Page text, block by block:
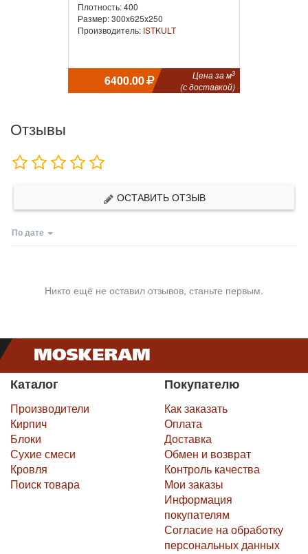
Плотность: 400
Размер: 300x625x250
Производитель: ISTKULT
6400.00 Цена за м3
(с доставкой)
Отзывы
ОСТАВИТЬ ОТЗЫВ
По дате
Никто ещё не оставил отзывов, станьте первым.
Каталог
Производители
Кирпич
Блоки
Сухие смеси
Кровля
Поиск товара
Покупателю
Как заказать
Оплата
Доставка
Обмен и возврат
Контроль качества
Мои заказы
Информация
покупателям
Согласие на обработку
персональных данных